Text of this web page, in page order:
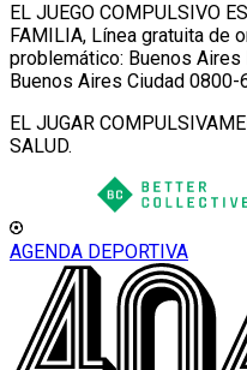
EL JUEGO COMPULSIVO
FAMILIA, Línea gratuita de
problemático: Buenos
Buenos Aires Ciudad 0800-
EL JUGAR
SALUD.
AGENDA DEPORTIVA